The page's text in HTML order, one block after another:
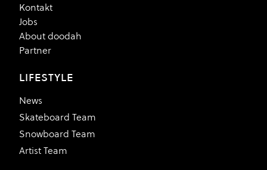
Kontakt
Jobs
About doodah
Partner
LIFESTYLE
News
Skateboard Team
Snowboard Team
Artist Team